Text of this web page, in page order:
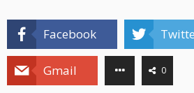
Facebook
Gmail 0